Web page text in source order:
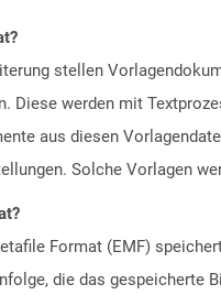
stellen
Diese werden mit
aus diesen
Solche Vorlagen
Format (EMF)
die das gespeicherte